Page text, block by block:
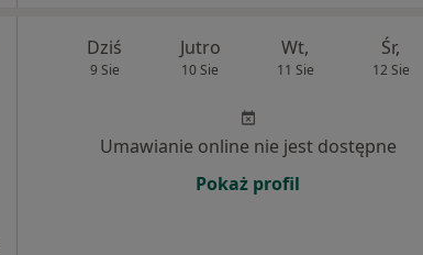
Dziś
9 Sie
Jutro
10 Sie
Wt,
11 Sie
Śr,
12 Sie
Umawianie online nie jest dostępne
Pokaż profil